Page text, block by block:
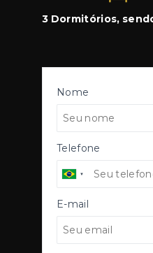
3 Dormitórios,
Nome
Telefone
E-mail